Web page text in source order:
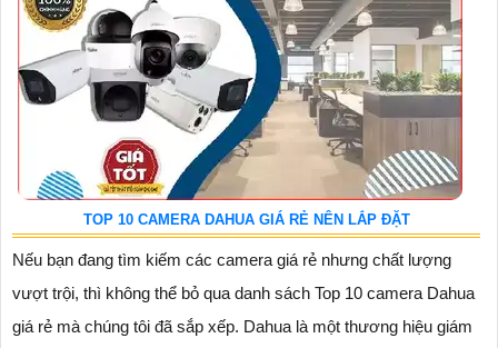
TOP 10 CAMERA DAHUA GIÁ RẺ NÊN LẮP ĐẶT
Nếu bạn đang tìm kiếm các camera giá rẻ nhưng chất lượng
vượt trội, thì không thể bỏ qua danh sách Top 10 camera Dahua
giá rẻ mà chúng tôi đã sắp xếp. Dahua là một thương hiệu giám